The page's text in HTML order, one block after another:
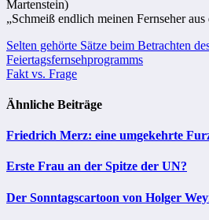
Martenstein)
„Schmeiß endlich meinen Fernseher aus
Beitragsnavigation
Selten gehörte Sätze beim Betrachten
Feiertagsfernsehprogramms
Fakt vs. Frage
Ähnliche Beiträge
Friedrich Merz: eine umgekehrte
Erste Frau an der Spitze der UN?
Der Sonntagscartoon von Holger